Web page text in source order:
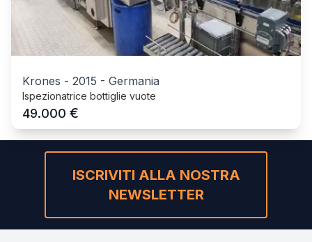
Krones - 2015 - Germania
Ispezionatrice bottiglie vuote
49.000 €
ISCRIVITI ALLA NOSTRA
NEWSLETTER